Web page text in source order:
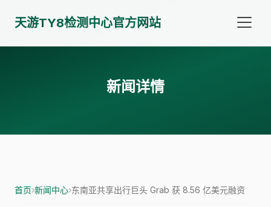
天游TY8检测中心官方网站
新闻详情
首页›新闻中心›东南亚共享出行巨头 Grab 获 8.56 亿美元融资